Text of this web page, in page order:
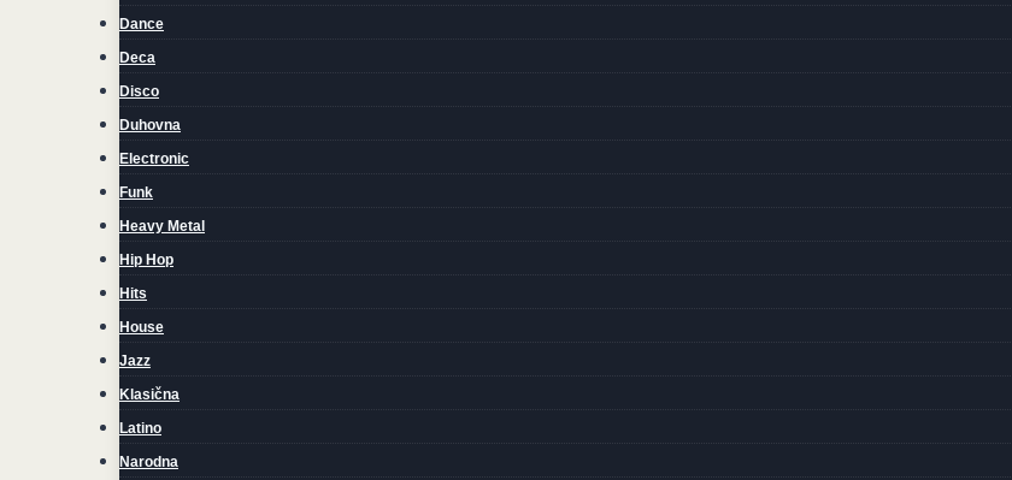
Dance
Deca
Disco
Duhovna
Electronic
Funk
Heavy Metal
Hip Hop
Hits
House
Jazz
Klasična
Latino
Narodna